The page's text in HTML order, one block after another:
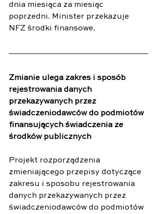
dnia miesiąca za miesiąc
poprzedni. Minister przekazuje
NFZ środki finansowe.
Zmianie ulega zakres i sposób
rejestrowania danych
przekazywanych przez
świadczeniodawców do podmiotów
finansujących świadczenia ze
środków publicznych
Projekt rozporządzenia
zmieniającego przepisy dotyczące
zakresu i sposobu rejestrowania
danych przekazywanych przez
świadczeniodawców do podmiotów